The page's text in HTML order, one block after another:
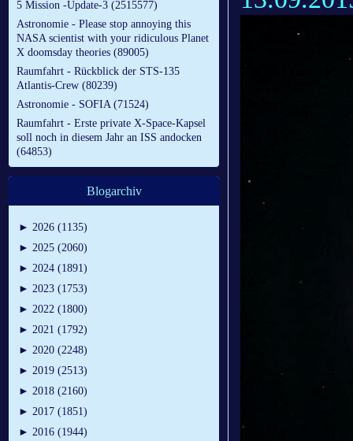
5 Mission -Update-3 (2515577)
Astronomie - Please stop annoying this
NASA scientist with your ridiculous Planet
X doomsday theories (89005)
Raumfahrt - Rückblick der STS-135
Atlantis-Crew (80239)
Astronomie - SOFIA (71524)
Raumfahrt - Erste private X-Space-Kapsel
soll noch in diesem Jahr an ISS andocken
(64853)
Blogarchiv
► 2026 (1135)
► 2025 (2060)
► 2024 (1891)
► 2023 (1753)
► 2022 (1800)
► 2021 (1792)
► 2020 (2248)
► 2019 (2513)
► 2018 (2160)
► 2017 (1851)
► 2016 (1944)